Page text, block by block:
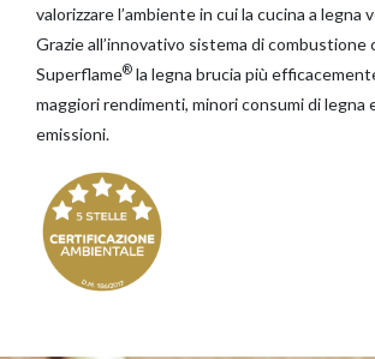
valorizzare l’ambiente in cui la cucina a legna
Grazie all’innovativo sistema di
Superflame® la legna brucia più
maggiori rendimenti, minori consumi di legna
emissioni.